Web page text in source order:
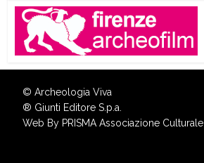
© Archeologia Viva
® Giunti Editore S.p.a.
Web By PRISMA Associazione Culturale